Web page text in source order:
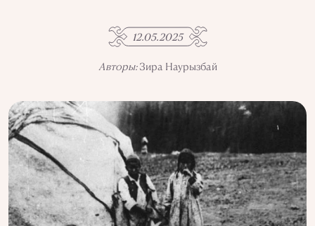
QALAM ЖОБАСЫ ТУРАЛЫ
QALAM-ДАҒЫ ЖАРНАМА
БІЗДІҢ АВТОРЛАР
12.05.2025
Авторы:Зира Наурызбай